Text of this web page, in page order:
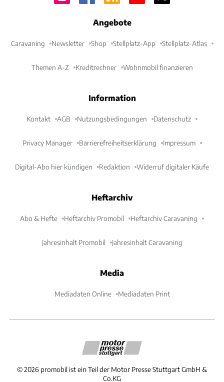
Angebote
Caravaning Newsletter Shop Stellplatz-App Stellplatz-Atlas
Themen A-Z Kreditrechner Wohnmobil finanzieren
Information
Kontakt AGB Nutzungsbedingungen Datenschutz
Privacy Manager Barrierefreiheitserklärung Impressum
Digital-Abo hier kündigen Redaktion Widerruf digitaler Käufe
Heftarchiv
Abo & Hefte Heftarchiv Promobil Heftarchiv Caravaning
Jahresinhalt Promobil Jahresinhalt Caravaning
Media
Mediadaten Online Mediadaten Print
©2026 promobil ist ein Teil der Motor Presse Stuttgart GmbH &
Co.KG